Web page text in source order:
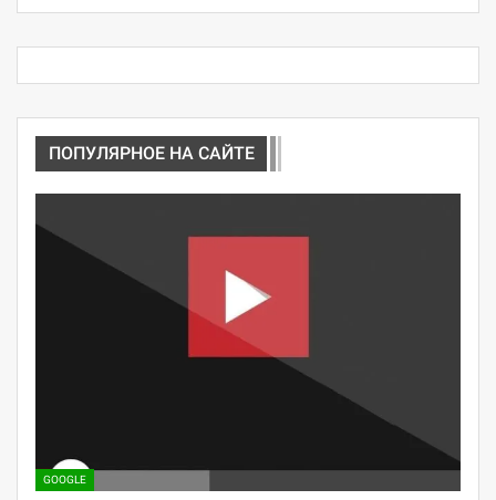
ПОПУЛЯРНОЕ НА САЙТЕ
GOOGLE